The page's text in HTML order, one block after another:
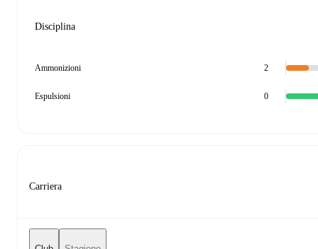
Disciplina
Ammonizioni 2
Espulsioni 0
Carriera